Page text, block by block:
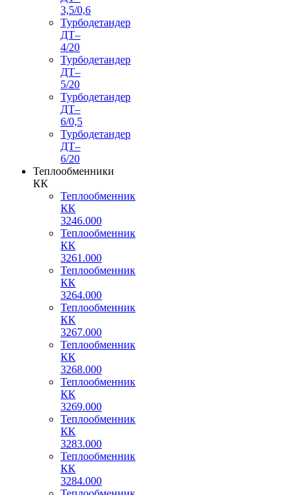
3,5/0,6
Турбодетандер
ДТ–
4/20
Турбодетандер
ДТ–
5/20
Турбодетандер
ДТ–
6/0,5
Турбодетандер
ДТ–
6/20
Теплообменники
КК
Теплообменник
КК
3246.000
Теплообменник
КК
3261.000
Теплообменник
КК
3264.000
Теплообменник
КК
3267.000
Теплообменник
КК
3268.000
Теплообменник
КК
3269.000
Теплообменник
КК
3283.000
Теплообменник
КК
3284.000